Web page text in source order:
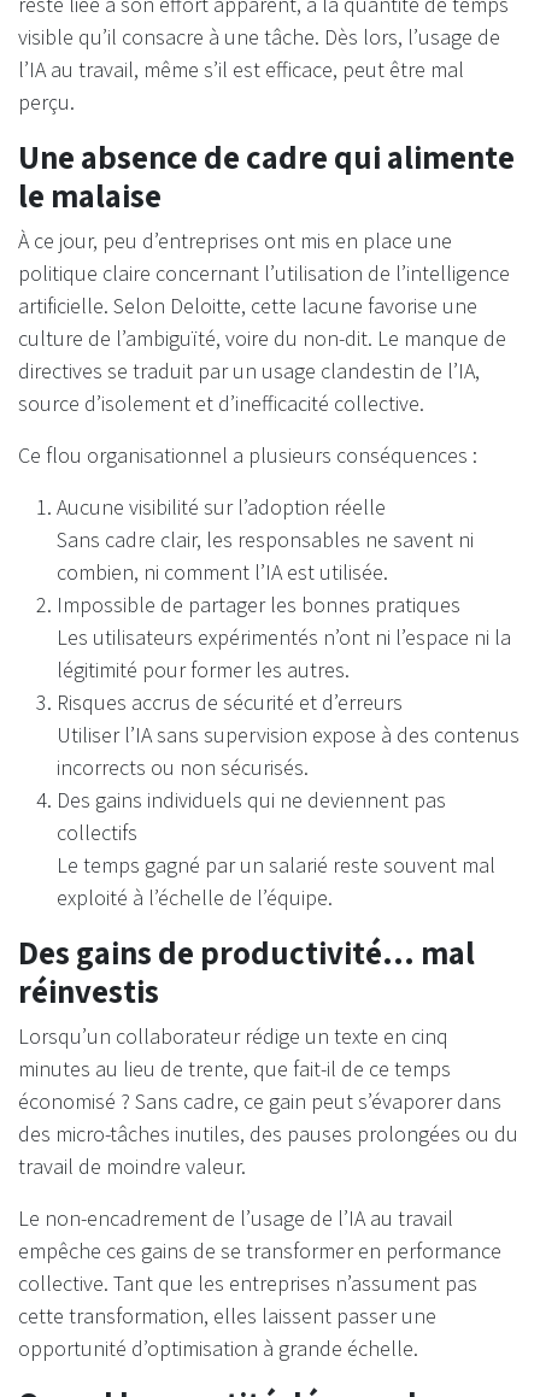
visible qu’il consacre à une tâche. Dès lors, l’usage de
l’IA au travail, même s’il est efficace, peut être mal
perçu.
Une absence de cadre qui alimente
le malaise
À ce jour, peu d’entreprises ont mis en place une
politique claire concernant l’utilisation de l’intelligence
artificielle. Selon Deloitte, cette lacune favorise une
culture de l’ambiguïté, voire du non-dit. Le manque de
directives se traduit par un usage clandestin de l’IA,
source d’isolement et d’inefficacité collective.
Ce flou organisationnel a plusieurs conséquences :
Aucune visibilité sur l’adoption réelle
Sans cadre clair, les responsables ne savent ni
combien, ni comment l’IA est utilisée.
Impossible de partager les bonnes pratiques
Les utilisateurs expérimentés n’ont ni l’espace ni la
légitimité pour former les autres.
Risques accrus de sécurité et d’erreurs
Utiliser l’IA sans supervision expose à des contenus
incorrects ou non sécurisés.
Des gains individuels qui ne deviennent pas
collectifs
Le temps gagné par un salarié reste souvent mal
exploité à l’échelle de l’équipe.
Des gains de productivité... mal
réinvestis
Lorsqu’un collaborateur rédige un texte en cinq
minutes au lieu de trente, que fait-il de ce temps
économisé ? Sans cadre, ce gain peut s’évaporer dans
des micro-tâches inutiles, des pauses prolongées ou du
travail de moindre valeur.
Le non-encadrement de l’usage de l’IA au travail
empêche ces gains de se transformer en performance
collective. Tant que les entreprises n’assument pas
cette transformation, elles laissent passer une
opportunité d’optimisation à grande échelle.